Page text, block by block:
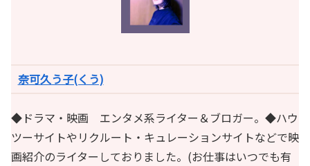
奈可久う子(くう)
◆ドラマ・映画 エンタメ系ライター＆ブロガー。◆ハウ
ツーサイトやリクルート・キュレーションサイトなどで映
画紹介のライターしておりました。(お仕事はいつでも有